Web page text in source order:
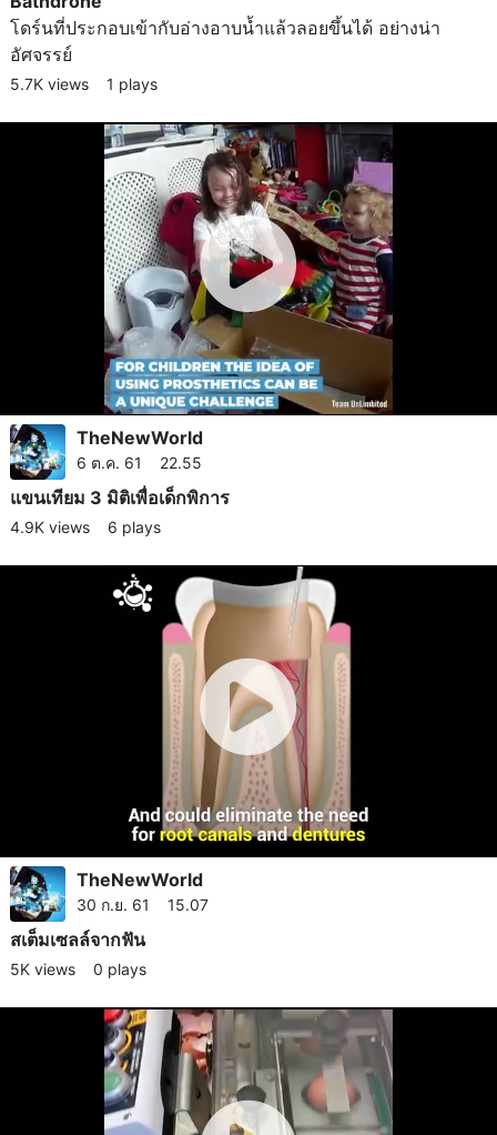
โดร์นที่ประกอบเข้ากับอ่างอาบน้ำแล้วลอยขึ้นได้ อย่างน่า
อัศจรรย์
5.7K views 1 plays
TheNewWorld
6 ต.ค. 61 22.55
แขนเทียม 3 มิติเพื่อเด็กพิการ
4.9K views 6 plays
TheNewWorld
30 ก.ย. 61 15.07
สเต็มเซลล์​จากฟัน
5K views 0 plays